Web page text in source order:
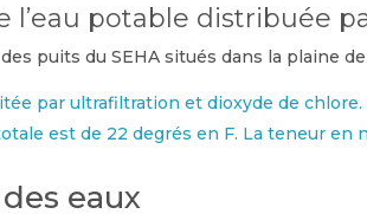
l’eau potable distribuée
puits du SEHA situés dans la plaine
par ultrafiltration et dioxyde de chlore.
est de 22 degrés en F. La teneur en
eaux